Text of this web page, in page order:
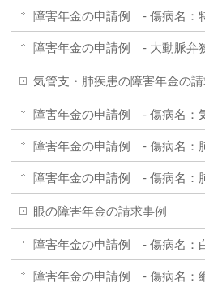
障害年金の申請例 - 傷病名：
障害年金の申請例 - 大動脈弁
気管支・肺疾患の障害年金の
障害年金の申請例 - 傷病名：
障害年金の申請例 - 傷病名：
障害年金の申請例 - 傷病名：
眼の障害年金の請求事例
障害年金の申請例 - 傷病名：
障害年金の申請例 - 傷病名：